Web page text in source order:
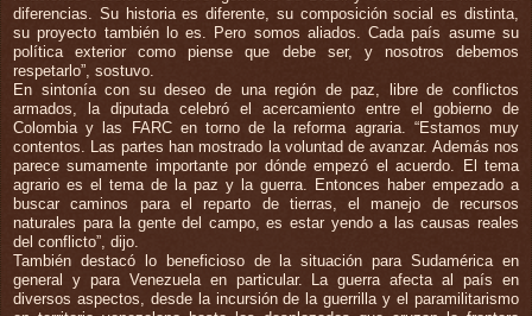
diferencias. Su historia es diferente, su composición social es distinta,
su proyecto también lo es. Pero somos aliados. Cada país asume su
política exterior como piense que debe ser, y nosotros debemos
respetarlo”, sostuvo.
En sintonía con su deseo de una región de paz, libre de conflictos
armados, la diputada celebró el acercamiento entre el gobierno de
Colombia y las FARC en torno de la reforma agraria. “Estamos muy
contentos. Las partes han mostrado la voluntad de avanzar. Además nos
parece sumamente importante por dónde empezó el acuerdo. El tema
agrario es el tema de la paz y la guerra. Entonces haber empezado a
buscar caminos para el reparto de tierras, el manejo de recursos
naturales para la gente del campo, es estar yendo a las causas reales
del conflicto”, dijo.
También destacó lo beneficioso de la situación para Sudamérica en
general y para Venezuela en particular. La guerra afecta al país en
diversos aspectos, desde la incursión de la guerrilla y el paramilitarismo